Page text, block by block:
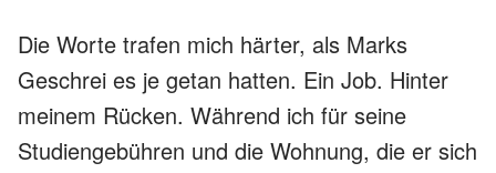
Die Worte trafen mich härter, als Marks
Geschrei es je getan hatten. Ein Job. Hinter
meinem Rücken. Während ich für seine
Studiengebühren und die Wohnung, die er sich